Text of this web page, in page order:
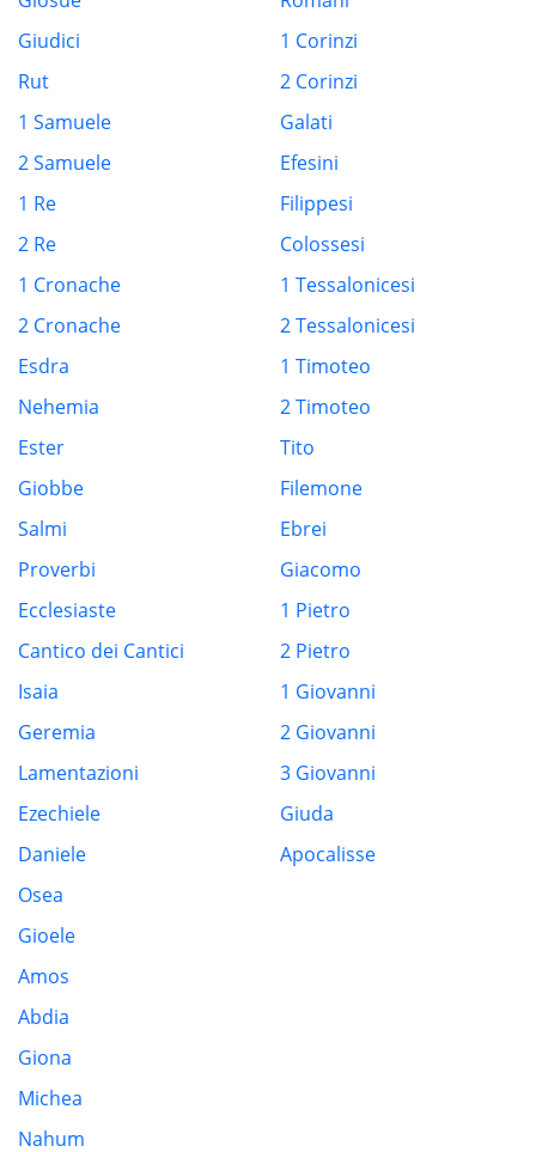
Giudici
Rut
1 Samuele
2 Samuele
1 Re
2 Re
1 Cronache
2 Cronache
Esdra
Nehemia
Ester
Giobbe
Salmi
Proverbi
Ecclesiaste
Cantico dei Cantici
Isaia
Geremia
Lamentazioni
Ezechiele
Daniele
Osea
Gioele
Amos
Abdia
Giona
Michea
Nahum
1 Corinzi
2 Corinzi
Galati
Efesini
Filippesi
Colossesi
1 Tessalonicesi
2 Tessalonicesi
1 Timoteo
2 Timoteo
Tito
Filemone
Ebrei
Giacomo
1 Pietro
2 Pietro
1 Giovanni
2 Giovanni
3 Giovanni
Giuda
Apocalisse